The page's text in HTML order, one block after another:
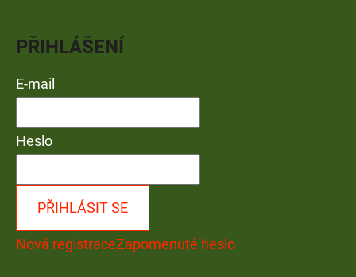
PŘIHLÁŠENÍ
E-mail
Heslo
PŘIHLÁSIT SE
Nová registraceZapomenuté heslo